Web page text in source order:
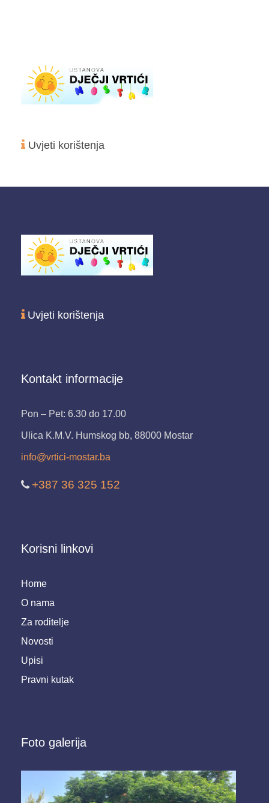
Uvjeti korištenja
Uvjeti korištenja
Kontakt informacije
Pon – Pet: 6.30 do 17.00
Ulica K.M.V. Humskog bb, 88000 Mostar
info@vrtici-mostar.ba
+387 36 325 152
Korisni linkovi
Home
O nama
Za roditelje
Novosti
Upisi
Pravni kutak
Foto galerija